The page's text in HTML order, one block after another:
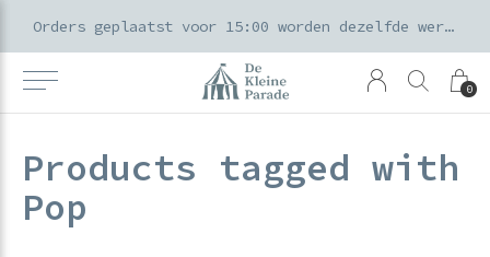
0
Orders geplaatst voor 15:00 worden dezelfde werkdag verzonden
Products tagged with
Pop